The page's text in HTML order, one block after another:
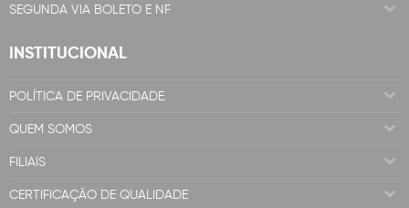
SEGUNDA VIA BOLETO E NF
INSTITUCIONAL
POLÍTICA DE PRIVACIDADE
QUEM SOMOS
FILIAIS
CERTIFICAÇÃO DE QUALIDADE